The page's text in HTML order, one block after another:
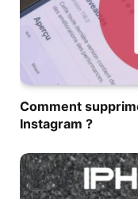
Comment
Instagram ?